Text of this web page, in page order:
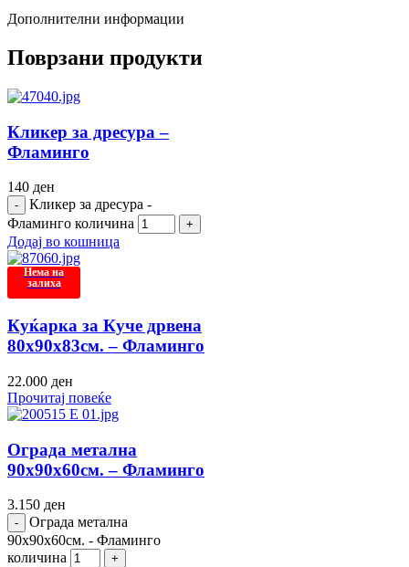
Дополнителни информации
Поврзани продукти
Кликер за дресура –
Фламинго
140 ден
Кликер за дресура -
Фламинго количина
Додај во кошница
Нема на
залиха
Куќарка за Куче дрвена
80х90х83см. – Фламинго
22.000 ден
Прочитај повеќе
Ограда метална
90х90х60см. – Фламинго
3.150 ден
Ограда метална
90х90х60см. - Фламинго
количина